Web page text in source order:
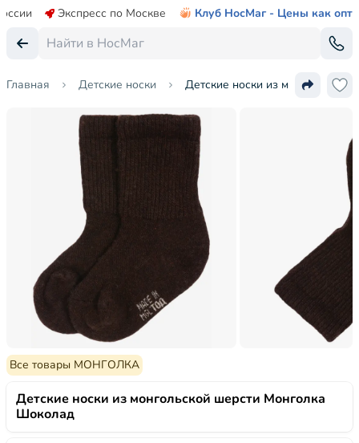
Экспресс по Москве Клуб НосМаг - Цены как опт
Главная Детские носки Детские носки из монгольской
Все товары МОНГОЛКА
Детские носки из монгольской шерсти Монголка
Шоколад